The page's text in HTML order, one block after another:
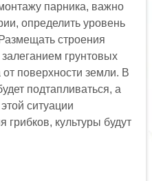
парника, важно
определить уровень
строения
грунтовых
поверхности земли. В
подтапливаться, а
ситуации
культуры будут